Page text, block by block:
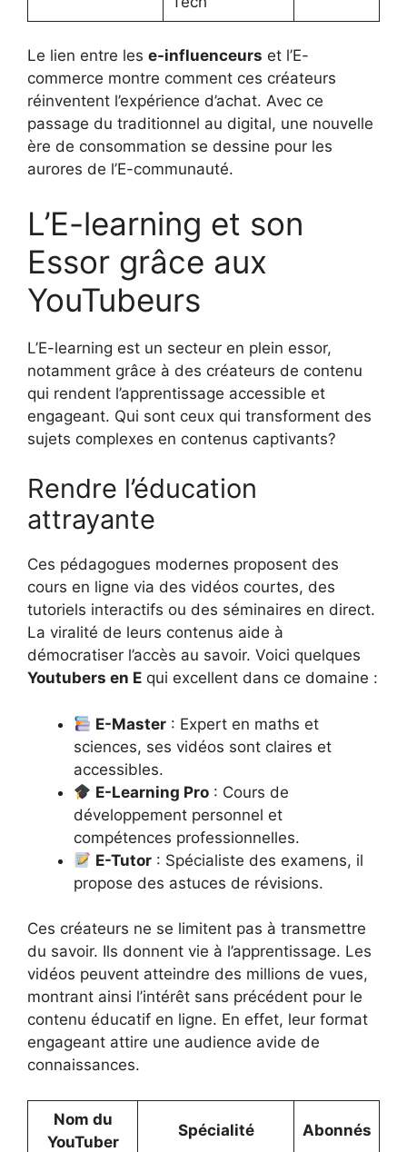
Le lien entre les e-influenceurs et l’E-
commerce montre comment ces créateurs
réinventent l’expérience d’achat. Avec ce
passage du traditionnel au digital, une nouvelle
ère de consommation se dessine pour les
aurores de l’E-communauté.
L’E-learning et son
Essor grâce aux
YouTubeurs
L’E-learning est un secteur en plein essor,
notamment grâce à des créateurs de contenu
qui rendent l’apprentissage accessible et
engageant. Qui sont ceux qui transforment des
sujets complexes en contenus captivants?
Rendre l’éducation
attrayante
Ces pédagogues modernes proposent des
cours en ligne via des vidéos courtes, des
tutoriels interactifs ou des séminaires en direct.
La viralité de leurs contenus aide à
démocratiser l’accès au savoir. Voici quelques
Youtubers en E qui excellent dans ce domaine :
E-Master : Expert en maths et
sciences, ses vidéos sont claires et
accessibles.
E-Learning Pro : Cours de
développement personnel et
compétences professionnelles.
E-Tutor : Spécialiste des examens, il
propose des astuces de révisions.
Ces créateurs ne se limitent pas à transmettre
du savoir. Ils donnent vie à l’apprentissage. Les
vidéos peuvent atteindre des millions de vues,
montrant ainsi l’intérêt sans précédent pour le
contenu éducatif en ligne. En effet, leur format
engageant attire une audience avide de
connaissances.
Nom du
YouTuber
Spécialité Abonnés